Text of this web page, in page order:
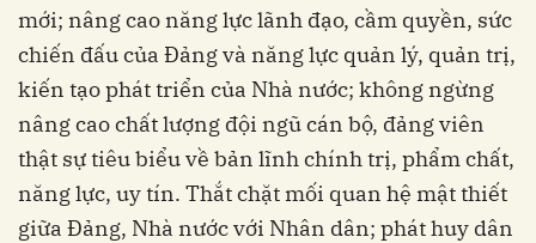
mới; nâng cao năng lực lãnh đạo, cầm quyền, sức
chiến đấu của Đảng và năng lực quản lý, quản trị,
kiến tạo phát triển của Nhà nước; không ngừng
nâng cao chất lượng đội ngũ cán bộ, đảng viên
thật sự tiêu biểu về bản lĩnh chính trị, phẩm chất,
năng lực, uy tín. Thắt chặt mối quan hệ mật thiết
giữa Đảng, Nhà nước với Nhân dân; phát huy dân